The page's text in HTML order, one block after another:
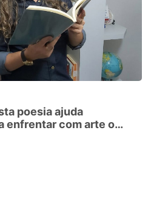
poesia ajuda
enfrentar com arte o